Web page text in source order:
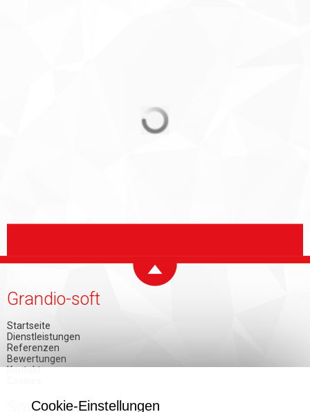
Grandio-soft
Startseite
Dienstleistungen
Referenzen
Bewertungen
Kontakt
Soziale Netzwerke
Cookie-Einstellungen